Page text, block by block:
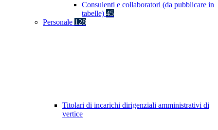
Consulenti e collaboratori (da pubblicare in
tabelle) 45
Personale 128
Titolari di incarichi dirigenziali amministrativi di
vertice